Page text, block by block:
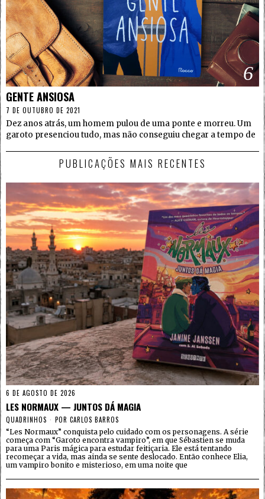
6
GENTE ANSIOSA
7 DE OUTUBRO DE 2021
Dez anos atrás, um homem pulou de uma ponte e morreu. Um
garoto presenciou tudo, mas não conseguiu chegar a tempo de
PUBLICAÇÕES MAIS RECENTES
6 DE AGOSTO DE 2026
LES NORMAUX — JUNTOS DÁ MAGIA
QUADRINHOS POR CARLOS BARROS
“Les Normaux” conquista pelo cuidado com os personagens. A série
começa com “Garoto encontra vampiro”, em que Sébastien se muda
para uma Paris mágica para estudar feitiçaria. Ele está tentando
recomeçar a vida, mas ainda se sente deslocado. Então conhece Elia,
um vampiro bonito e misterioso, em uma noite que